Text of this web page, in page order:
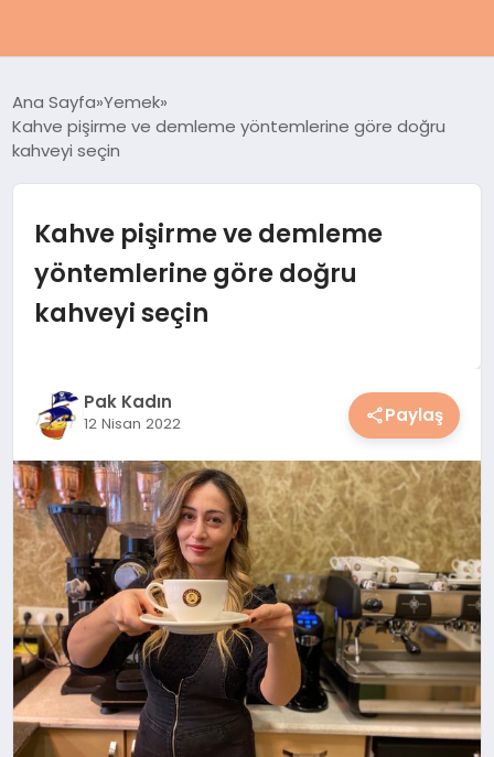
KADIN
SPOR & FITNESS
YEMEK
KIMDIR?
HESAPLAMALAR
Ana Sayfa Yemek
Kahve pişirme ve demleme yöntemlerine göre doğru
kahveyi seçin
Kahve pişirme ve demleme
yöntemlerine göre doğru
kahveyi seçin
Pak Kadın
12 Nisan 2022 Paylaş